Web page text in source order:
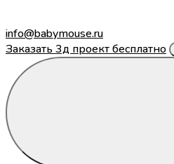
info@babymouse.ru
Заказать 3д проект бесплатно